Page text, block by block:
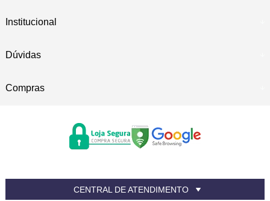
Institucional
Dúvidas
Compras
CENTRAL DE ATENDIMENTO